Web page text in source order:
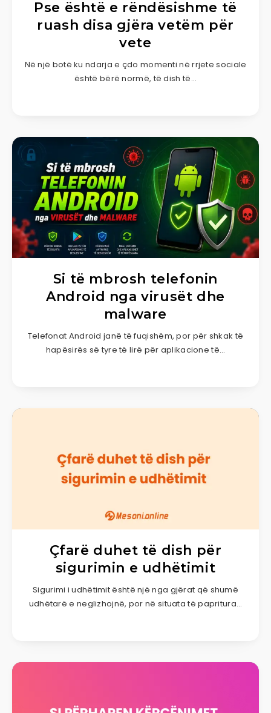
Pse është e rëndësishme të
ruash disa gjëra vetëm për
vete
Në një botë ku ndarja e çdo momenti në rrjete sociale
është bërë normë, të dish të…
Si të mbrosh telefonin
Android nga virusët dhe
malware
Telefonat Android janë të fuqishëm, por për shkak të
hapësirës së tyre të lirë për aplikacione të…
Çfarë duhet të dish për
sigurimin e udhëtimit
Sigurimi i udhëtimit është një nga gjërat që shumë
udhëtarë e neglizhojnë, por në situata të papritura…